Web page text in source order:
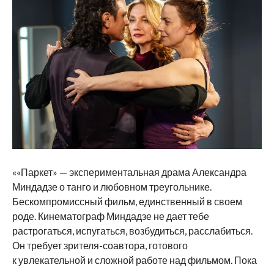
««Паркет» — экспериментальная драма Александра
Миндадзе о танго и любовном треугольнике.
Бескомпромиссный фильм, единственный в своем
роде. Кинематограф Миндадзе не дает тебе
растрогаться, испугаться, возбудиться, расслабиться.
Он требует зрителя-соавтора, готового
к увлекательной и сложной работе над фильмом. Пока